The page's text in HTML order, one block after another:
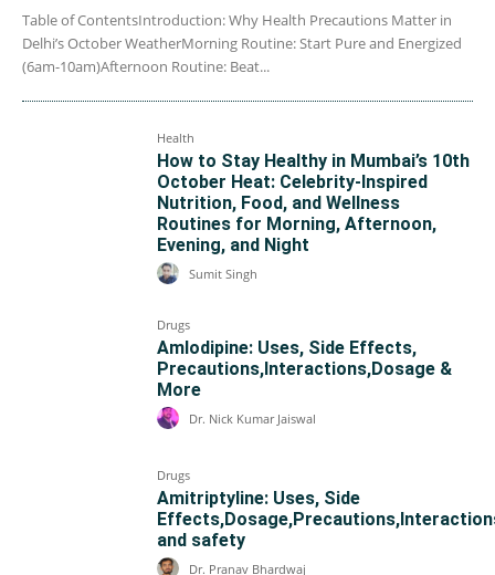
Table of ContentsIntroduction: Why Health Precautions Matter in
Delhi’s October WeatherMorning Routine: Start Pure and Energized
(6am-10am)Afternoon Routine: Beat...
Health
How to Stay Healthy in Mumbai’s 10th
October Heat: Celebrity-Inspired
Nutrition, Food, and Wellness
Routines for Morning, Afternoon,
Evening, and Night
Sumit Singh
Drugs
Amlodipine: Uses, Side Effects,
Precautions,Interactions,Dosage &
More
Dr. Nick Kumar Jaiswal
Drugs
Amitriptyline: Uses, Side
and safety
Dr. Pranav Bhardwaj